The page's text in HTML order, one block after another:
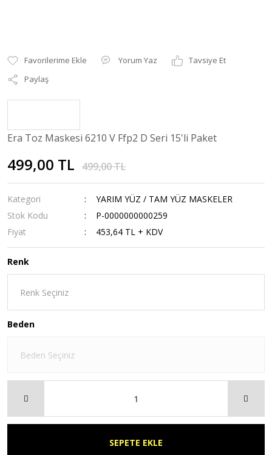
Yorum Yaz
Tavsiye Et
Paylaş
Era Toz Maskesi 6210 V Ffp2 D Seri 15'li Paket
499,00 TL 499,00 TL
Kategori
YARIM YÜZ / TAM YÜZ MASKELER
Stok Kodu
P-0000000000259
Fiyat
453,64 TL + KDV
Renk
Beden
SEPETE EKLE